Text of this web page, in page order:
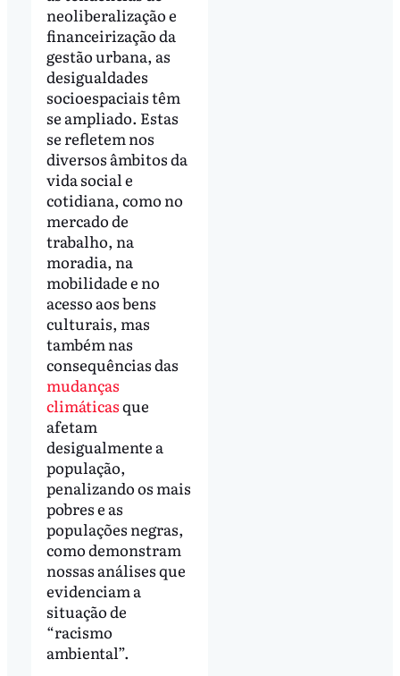
neoliberalização e
financeirização da
gestão urbana, as
desigualdades
socioespaciais têm
se ampliado. Estas
se refletem nos
diversos âmbitos da
vida social e
cotidiana, como no
mercado de
trabalho, na
moradia, na
mobilidade e no
acesso aos bens
culturais, mas
também nas
consequências das
mudanças
climáticasque
afetam
desigualmente a
população,
penalizando os mais
pobres e as
populações negras,
como demonstram
nossas análises que
evidenciam a
situação de
“racismo
ambiental”.